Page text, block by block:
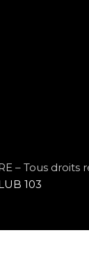
– Tous droits
103